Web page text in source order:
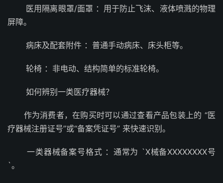
医用隔离眼罩/面罩 ：用于防止飞沫、液体喷溅的物理
屏障。
病床及配套附件 ：普通手动病床、床头柜等。
轮椅 ：非电动、结构简单的标准轮椅。
如何辨别一类医疗器械？
作为消费者，在购买时可以通过查看产品包装上的 “医
疗器械注册证号”或“备案凭证号” 来快速识别。
一类器械备案号格式 ：通常为 `X械备XXXXXXXX号
`。